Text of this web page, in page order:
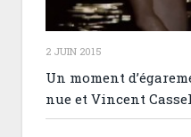
2 JUIN 2015
Un moment
nue et Vincent